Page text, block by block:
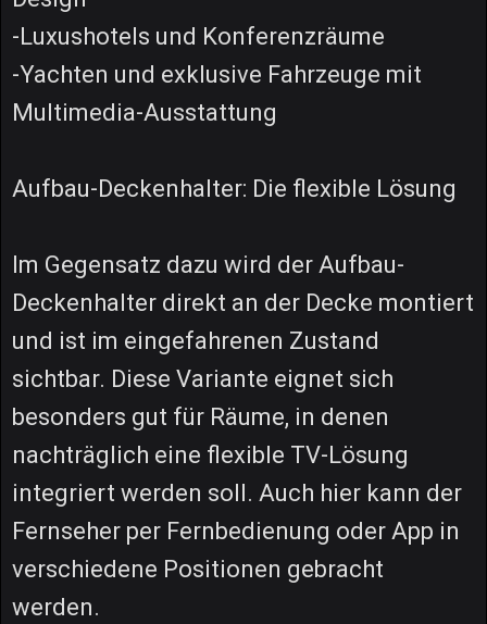
-Luxushotels und Konferenzräume
-Yachten und exklusive Fahrzeuge mit
Multimedia-Ausstattung
Aufbau-Deckenhalter: Die flexible Lösung
Im Gegensatz dazu wird der Aufbau-
Deckenhalter direkt an der Decke montiert
und ist im eingefahrenen Zustand
sichtbar. Diese Variante eignet sich
besonders gut für Räume, in denen
nachträglich eine flexible TV-Lösung
integriert werden soll. Auch hier kann der
Fernseher per Fernbedienung oder App in
verschiedene Positionen gebracht
werden.